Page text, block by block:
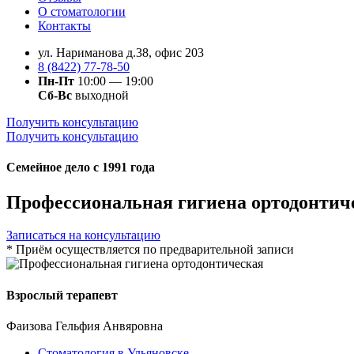
О стоматологии
Контакты
ул. Нариманова д.38, офис 203
8 (8422) 77-78-50
Пн-Пт 10:00 — 19:00
Сб-Вс выходной
Получить консультацию
Получить консультацию
Семейное дело с 1991 года
Профессиональная гигиена
Записаться на консультацию
* Приём осуществляется по предварительной записи
Взрослый терапевт
Фаизова Гельфия Анвяровна